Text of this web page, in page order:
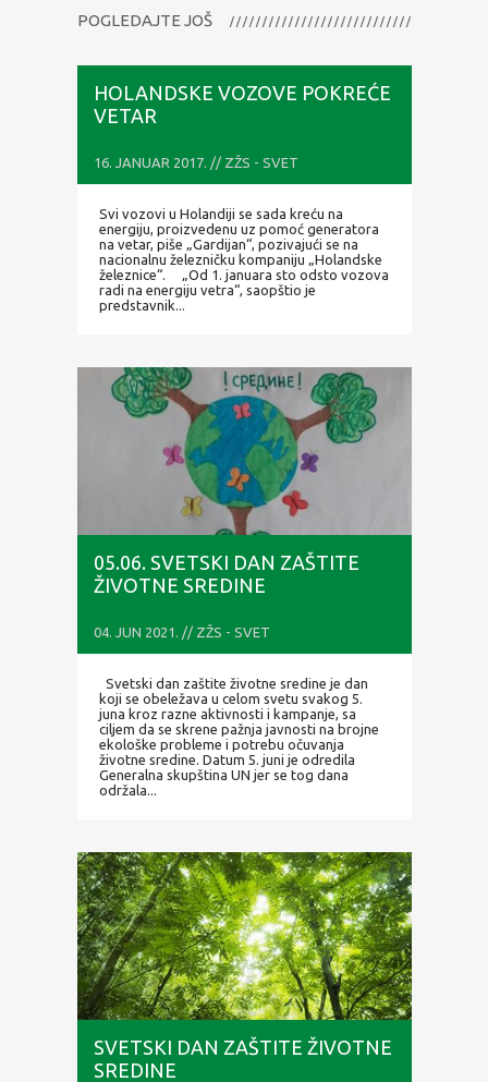
POGLEDAJTE JOŠ
HOLANDSKE VOZOVE POKREĆE
VETAR
16. JANUAR 2017. // ZŽS - SVET
Svi vozovi u Holandiji se sada kreću na
energiju, proizvedenu uz pomoć generatora
na vetar, piše „Gardijan“, pozivajući se na
nacionalnu železničku kompaniju „Holandske
železnice“. „Od 1. januara sto odsto vozova
radi na energiju vetra“, saopštio je
predstavnik...
05.06. SVETSKI DAN ZAŠTITE
ŽIVOTNE SREDINE
04. JUN 2021. // ZŽS - SVET
Svetski dan zaštite životne sredine je dan
koji se obeležava u celom svetu svakog 5.
juna kroz razne aktivnosti i kampanje, sa
cilјem da se skrene pažnja javnosti na brojne
ekološke probleme i potrebu očuvanja
životne sredine. Datum 5. juni je odredila
Generalna skupština UN jer se tog dana
održala...
SVETSKI DAN ZAŠTITE ŽIVOTNE
SREDINE